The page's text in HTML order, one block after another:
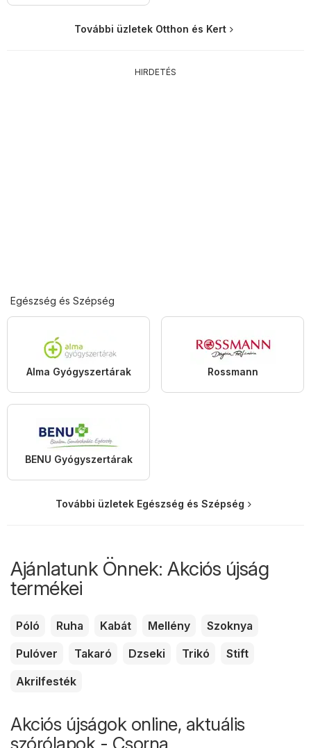
További üzletek Otthon és Kert
HIRDETÉS
Egészség és Szépség
Alma Gyógyszertárak Rossmann
BENU Gyógyszertárak
További üzletek Egészség és Szépség
Ajánlatunk Önnek: Akciós újság
termékei
Póló Ruha Kabát Mellény
Szoknya
Pulóver
Takaró Dzseki Trikó
Stift
Akrilfesték
Akciós újságok online, aktuális
szórólapok - Csorna